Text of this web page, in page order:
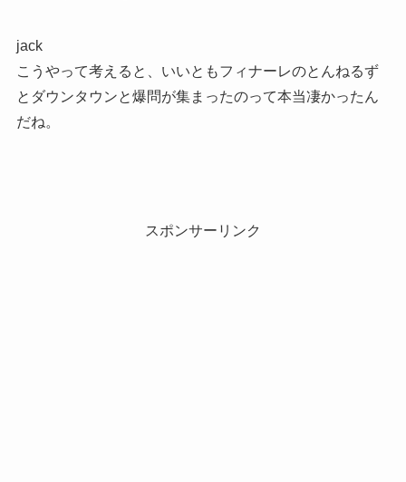
jack
こうやって考えると、いいともフィナーレのとんねるず
とダウンタウンと爆問が集まったのって本当凄かったん
だね。
スポンサーリンク